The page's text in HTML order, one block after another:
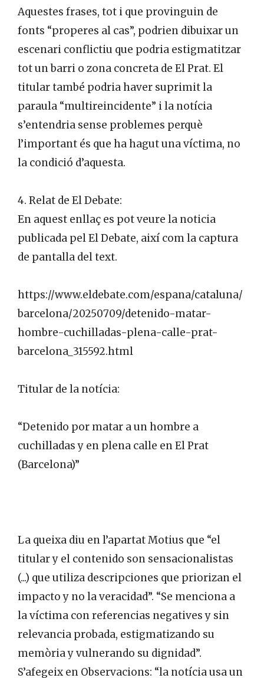
Aquestes frases, tot i que provinguin de
fonts “properes al cas”, podrien dibuixar un
escenari conflictiu que podria estigmatitzar
tot un barri o zona concreta de El Prat. El
titular també podria haver suprimit la
paraula “multireincidente” i la notícia
s’entendria sense problemes perquè
l’important és que ha hagut una víctima, no
la condició d’aquesta.
4. Relat de El Debate:
En aquest enllaç es pot veure la noticia
publicada pel El Debate, així com la captura
de pantalla del text.
https://www.eldebate.com/espana/cataluna/
barcelona/20250709/detenido-matar-
hombre-cuchilladas-plena-calle-prat-
barcelona_315592.html
Titular de la notícia:
“Detenido por matar a un hombre a
cuchilladas y en plena calle en El Prat
(Barcelona)”
La queixa diu en l’apartat Motius que “el
titular y el contenido son sensacionalistas
(...) que utiliza descripciones que priorizan el
impacto y no la veracidad”. “Se menciona a
la víctima con referencias negatives y sin
relevancia probada, estigmatizando su
memòria y vulnerando su dignidad”.
S’afegeix en Observacions: “la notícia usa un